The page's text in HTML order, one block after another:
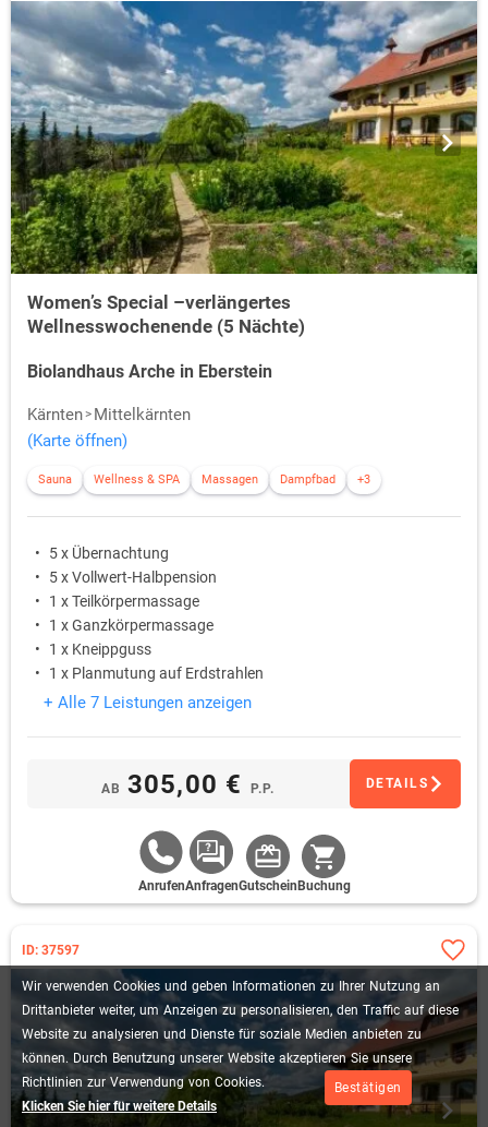
Wir verwenden Cookies und geben Informationen zu Ihrer Nutzung an
Drittanbieter weiter, um Anzeigen zu personalisieren, den Traffic auf diese
Website zu analysieren und Dienste für soziale Medien anbieten zu
können. Durch Benutzung unserer Website akzeptieren Sie unsere
Richtlinien zur Verwendung von Cookies.
Klicken Sie hier für weitere Details
Bestätigen
Women’s Special –verlängertes
Wellnesswochenende (5 Nächte)
Biolandhaus Arche in Eberstein
Kärnten
Mittelkärnten
(Karte öffnen)
Sauna Wellness & SPA Massagen Dampfbad +3
5 x Übernachtung
5 x Vollwert-Halbpension
1 x Teilkörpermassage
1 x Ganzkörpermassage
1 x Kneippguss
1 x Planmutung auf Erdstrahlen
+ Alle 7 Leistungen anzeigen
AB 305,00 € P.P. DETAILS
AnrufenAnfragenGutschein Buchung
ID: 37597